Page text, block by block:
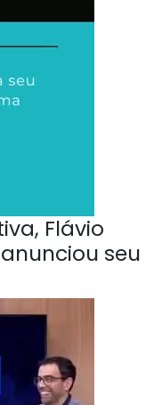
Flávio
seu